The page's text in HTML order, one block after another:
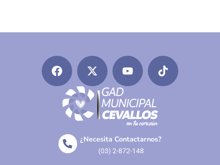
¿Necesita Contactarnos?
(03) 2-872-148